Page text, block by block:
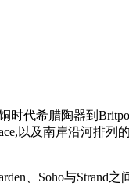
代希腊陶器到
以及南岸沿河排
、Soho与Strand